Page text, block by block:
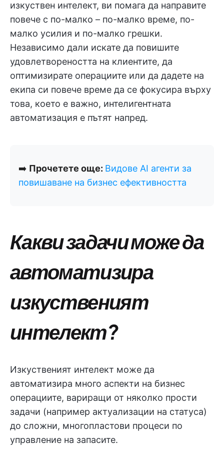
изкуствен интелект, ви помага да направите
повече с по-малко – по-малко време, по-
малко усилия и по-малко грешки.
Независимо дали искате да повишите
удовлетвореността на клиентите, да
оптимизирате операциите или да дадете на
екипа си повече време да се фокусира върху
това, което е важно, интелигентната
автоматизация е пътят напред.
➡️ Прочетете още: Видове AI агенти за
повишаване на бизнес ефективността
Какви задачи може да
автоматизира
изкуственият
интелект?
Изкуственият интелект може да
автоматизира много аспекти на бизнес
операциите, вариращи от няколко прости
задачи (например актуализации на статуса)
до сложни, многопластови процеси по
управление на запасите.